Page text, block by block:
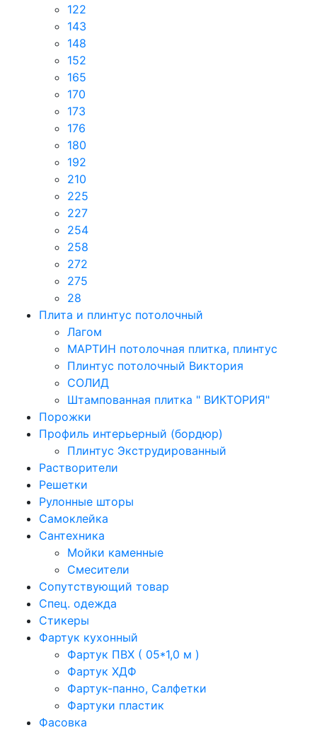
122
143
148
152
165
170
173
176
180
192
210
225
227
254
258
272
275
28
Плита и плинтус потолочный
Лагом
МАРТИН потолочная плитка, плинтус
Плинтус потолочный Виктория
СОЛИД
Штампованная плитка " ВИКТОРИЯ"
Порожки
Профиль интерьерный (бордюр)
Плинтус Экструдированный
Растворители
Решетки
Рулонные шторы
Самоклейка
Сантехника
Мойки каменные
Смесители
Сопутствующий товар
Спец. одежда
Стикеры
Фартук кухонный
Фартук ПВХ ( 05*1,0 м )
Фартук ХДФ
Фартук-панно, Салфетки
Фартуки пластик
Фасовка